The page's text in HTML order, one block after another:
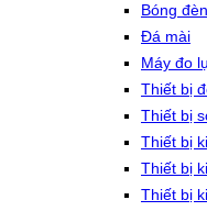
Bóng
Đá mài
Máy đo
Thiết bị
Thiết bị
Thiết bị
Thiết bị
Thiết bị